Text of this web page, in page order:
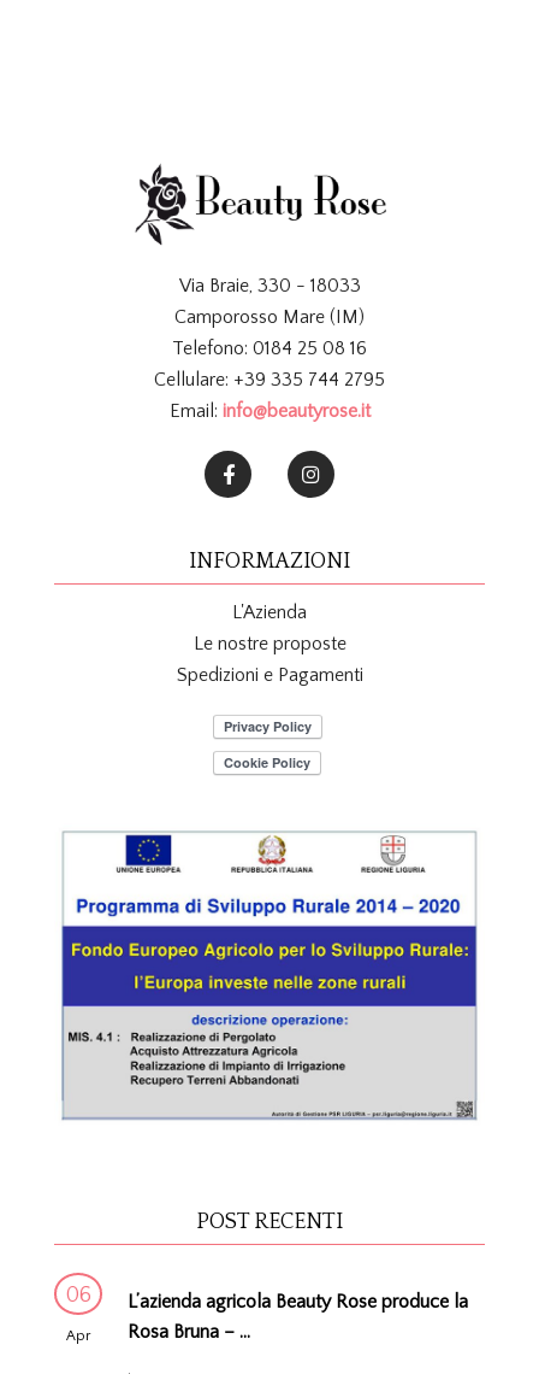
Via Braie, 330 - 18033
Camporosso Mare (IM)
Telefono: 0184 25 08 16
Cellulare: +39 335 744 2795
Email: info@beautyrose.it
INFORMAZIONI
L'Azienda
Le nostre proposte
Spedizioni e Pagamenti
POST RECENTI
06
Apr
L’azienda agricola Beauty Rose produce la
Rosa Bruna – ...